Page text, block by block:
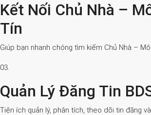
Kết Nối Chủ Nhà –
Tín
Giúp bạn nhanh chóng tìm kiếm Chủ Nhà –
03.
Quản Lý Đăng Tin
Tiện ích quản lý, phân tích, theo dõi tin đăng